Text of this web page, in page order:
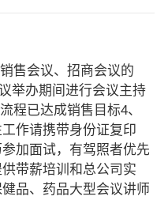
售会议、招商会议的
举办期间进行会议主持
程已达成销售目标4、
作请携带身份证复印
加面试，有驾照者优先
带薪培训和总公司实
品、药品大型会议讲师